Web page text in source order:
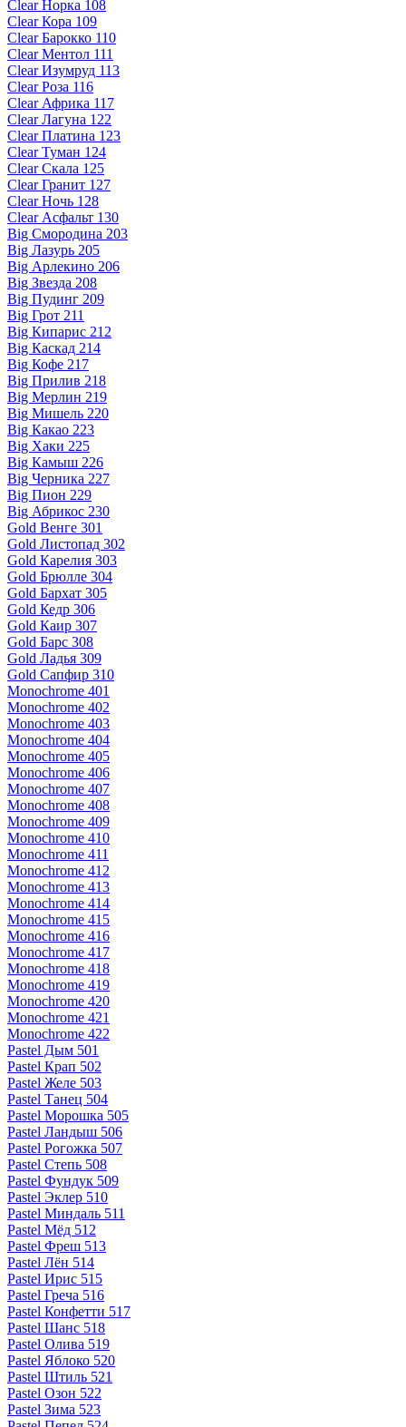
Clear Норка 108
Clear Кора 109
Clear Барокко 110
Clear Ментол 111
Clear Изумруд 113
Clear Роза 116
Clear Африка 117
Clear Лагуна 122
Clear Платина 123
Clear Туман 124
Clear Скала 125
Clear Гранит 127
Clear Ночь 128
Clear Асфальт 130
Big Смородина 203
Big Лазурь 205
Big Арлекино 206
Big Звезда 208
Big Пудинг 209
Big Грот 211
Big Кипарис 212
Big Каскад 214
Big Кофе 217
Big Прилив 218
Big Мерлин 219
Big Мишель 220
Big Какао 223
Big Хаки 225
Big Камыш 226
Big Черника 227
Big Пион 229
Big Абрикос 230
Gold Венге 301
Gold Листопад 302
Gold Карелия 303
Gold Брюлле 304
Gold Бархат 305
Gold Кедр 306
Gold Каир 307
Gold Барс 308
Gold Ладья 309
Gold Сапфир 310
Monochrome 401
Monochrome 402
Monochrome 403
Monochrome 404
Monochrome 405
Monochrome 406
Monochrome 407
Monochrome 408
Monochrome 409
Monochrome 410
Monochrome 411
Monochrome 412
Monochrome 413
Monochrome 414
Monochrome 415
Monochrome 416
Monochrome 417
Monochrome 418
Monochrome 419
Monochrome 420
Monochrome 421
Monochrome 422
Pastel Дым 501
Pastel Крап 502
Pastel Желе 503
Pastel Танец 504
Pastel Морошка 505
Pastel Ландыш 506
Pastel Рогожка 507
Pastel Степь 508
Pastel Фундук 509
Pastel Эклер 510
Pastel Миндаль 511
Pastel Мёд 512
Pastel Фреш 513
Pastel Лён 514
Pastel Ирис 515
Pastel Греча 516
Pastel Конфетти 517
Pastel Шанс 518
Pastel Олива 519
Pastel Яблоко 520
Pastel Штиль 521
Pastel Озон 522
Pastel Зима 523